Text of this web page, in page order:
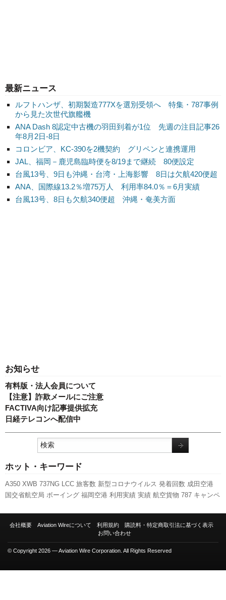
最新ニュース
ルフトハンザ、初期製造777Xを選別受領へ 特集・787事例
から見た次世代旗艦機
ANA Dash 8認定中古機の羽田到着が1位 先週の注目記事26
年8月2日-8日
コロンビア、KC-390を2機契約 グリペンと連携運用
JAL、福岡－鹿児島臨時便を8/19まで継続 80便設定
台風13号、9日も沖縄・台湾・上海影響 8日は欠航420便超
ANA、国際線13.2％増75万人 利用率84.0％＝6月実績
台風13号、8日も欠航340便超 沖縄・奄美方面
お知らせ
有料版・法人会員について
【注意】詐欺メールにご注意
FACTIVA向け記事提供拡充
日経テレコンへ配信中
ホット・キーワード
A350 XWB 737NG LCC 旅客数 新型コロナウイルス 発着回数 成田空港
国交省航空局 ボーイング 福岡空港 利用実績 実績 航空貨物 787 キャンペ
日客 スターフライヤー 777 関西空港 ANAホールディングス エアバス ス
会社概要 Aviation Wireについて 利用規約
購読料・特定商取引法に基づく表示
お問い合わせ
© Copyright 2026 — Aviation Wire Corporation. All Rights Reserved